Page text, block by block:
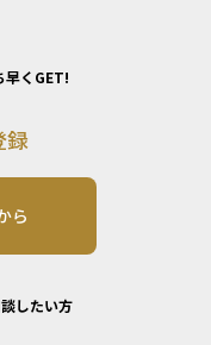
早くGET!
録
ら
したい方